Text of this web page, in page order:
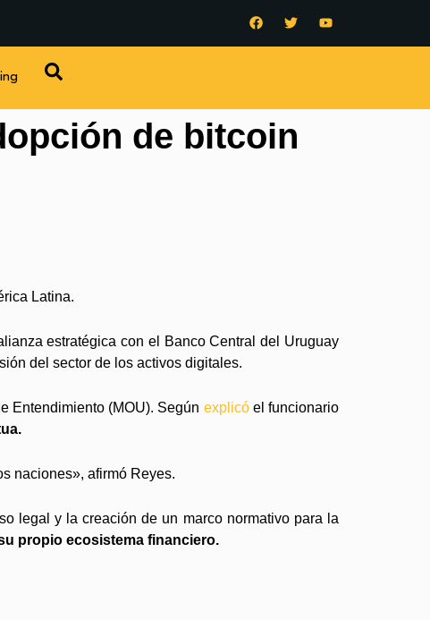
de bitcoin
Latina.
estratégica con el Banco Central del Uruguay
del sector de los activos digitales.
Entendimiento (MOU). Según explicó el funcionario
naciones», afirmó Reyes.
legal y la creación de un marco normativo para la
propio ecosistema financiero.